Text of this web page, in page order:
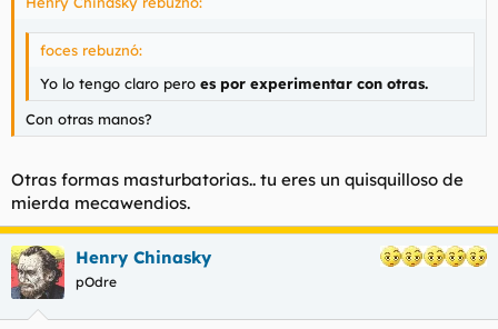
foces rebuznó:
Yo lo tengo claro pero es por experimentar con otras.
Con otras manos?
Otras formas masturbatorias.. tu eres un quisquilloso de
mierda mecawendios.
Henry Chinasky
pOdre